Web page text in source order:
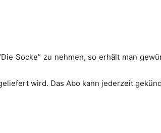
Socke” zu nehmen, so erhält man
wird. Das Abo kann jederzeit